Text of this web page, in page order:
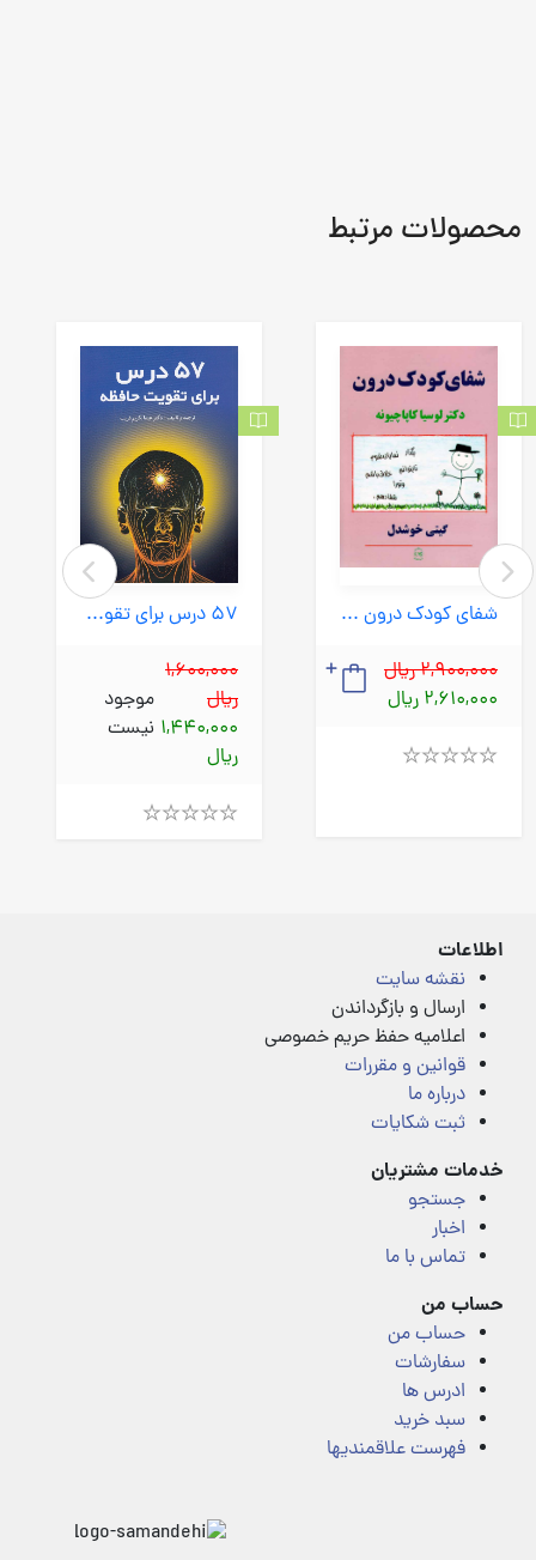
محصولات مرتبط
57 درس برای تقویت حافظه (اختران) رقعی شومیز
1,600,000
ریال
1,440,000
ریال
موجود
نیست
شفای کودک درون (پیکان) وزیری شومیز
2,900,000 ریال
2,610,000 ریال
اطلاعات
نقشه سایت
ارسال و بازگرداندن
اعلامیه حفظ حریم خصوصی
قوانین و مقررات
درباره ما
ثبت شکایات
خدمات مشتریان
جستجو
اخبار
تماس با ما
حساب من
حساب من
سفارشات
ادرس ها
سبد خرید
فهرست علاقمندیها